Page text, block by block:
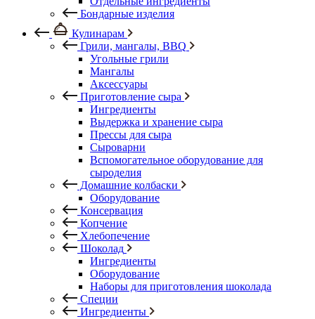
Бондарные изделия
Кулинарам
Грили, мангалы, BBQ
Угольные грили
Мангалы
Аксессуары
Приготовление сыра
Ингредиенты
Выдержка и хранение сыра
Прессы для сыра
Сыроварни
Вспомогательное оборудование для
сыроделия
Домашние колбаски
Оборудование
Консервация
Копчение
Хлебопечение
Шоколад
Ингредиенты
Оборудование
Наборы для приготовления шоколада
Специи
Ингредиенты